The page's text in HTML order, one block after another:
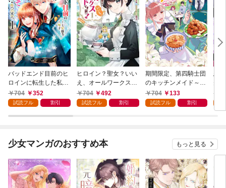
バッドエンド目前のヒ
ロインに転生した私、
今世では恋愛するつも
りがチートな兄が離し
OMIC 第1巻
704 352
試読フル 割引
ヒロイン？聖女？いい
え、オールワークスメ
イドです（誇）！@C
OMIC 第1巻
704 492
試読フル 割引
期間限定、第四騎士団
のキッチンメイド～結
婚したくないので就職
しました～@COMIC
704 133
試読フル 割引
悪
先
令
ラ
の
少女マンガのおすすめ本 もっと見る